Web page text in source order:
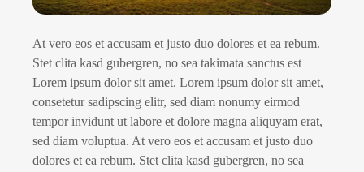
At vero eos et accusam et justo duo dolores et ea rebum.
Stet clita kasd gubergren, no sea takimata sanctus est
Lorem ipsum dolor sit amet. Lorem ipsum dolor sit amet,
consetetur sadipscing elitr, sed diam nonumy eirmod
tempor invidunt ut labore et dolore magna aliquyam erat,
sed diam voluptua. At vero eos et accusam et justo duo
dolores et ea rebum. Stet clita kasd gubergren, no sea